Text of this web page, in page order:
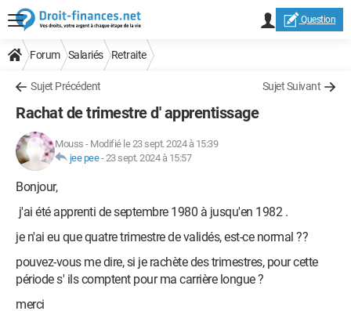
Question
Forum Salariés Retraite
Sujet Précédent Sujet Suivant
Rachat de trimestre d' apprentissage
Mouss - Modifié le 23 sept. 2024 à 15:39
jee pee-23 sept. 2024 à 15:57
Bonjour,
j'ai été apprenti de septembre 1980 à jusqu'en 1982 .
je n'ai eu que quatre trimestre de validés, est-ce normal ??
pouvez-vous me dire, si je rachète des trimestres, pour cette
période s' ils comptent pour ma carrière longue ?
merci